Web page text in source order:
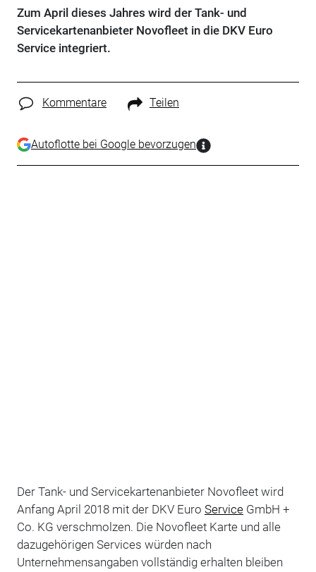
Zum April dieses Jahres wird der Tank- und
Servicekartenanbieter Novofleet in die DKV Euro
Service integriert.
Kommentare Teilen
Autoflotte bei Google bevorzugen
Der Tank- und Servicekartenanbieter Novofleet wird
Anfang April 2018 mit der DKV Euro ServiceGmbH +
Co. KG verschmolzen. Die Novofleet Karte und alle
dazugehörigen Services würden nach
Unternehmensangaben vollständig erhalten bleiben